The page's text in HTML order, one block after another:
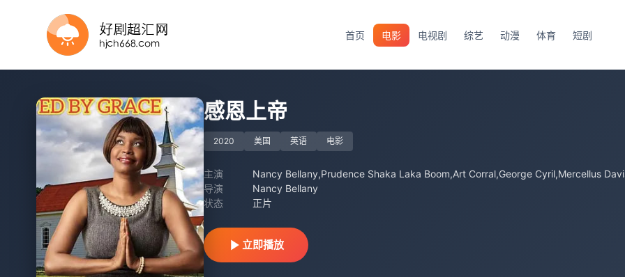
首页 电影 电视剧 综艺 动漫 体育 短剧
感恩上帝
2020 美国 英语 电影
主演
导演
Nancy Bellany
状态
正片
立即播放